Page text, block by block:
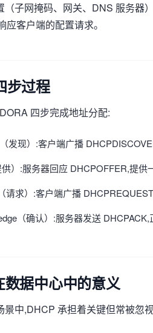
（子网掩码、网关、DNS 服务器
应客户端的配置请求。
步过程
四步完成地址分配:
发现）:客户端广播
）:服务器回应 DHCPOFFER,提供
请求）:客户端广播
（确认）:服务器发送
数据中心中的意义
景中,DHCP 承担着关键但常被忽